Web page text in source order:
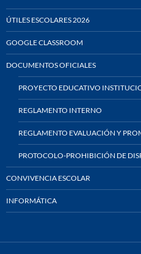
ÚTILES ESCOLARES 2026
GOOGLE CLASSROOM
DOCUMENTOS OFICIALES
PROYECTO EDUCATIVO
REGLAMENTO INTERNO
REGLAMENTO EVALUACIÓN Y
PROTOCOLO-PROHIBICIÓN DE
CONVIVENCIA ESCOLAR
INFORMÁTICA